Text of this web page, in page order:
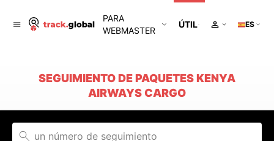
PARA
WEBMASTER
ÚTIL ES
SEGUIMIENTO DE PAQUETES KENYA
AIRWAYS CARGO